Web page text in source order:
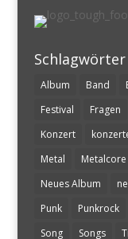
Schlagwörter
Album Band
Festival
Fragen
Konzert
Metal
Metalcore
Neues Album
Punk
Punkrock
Song
Songs